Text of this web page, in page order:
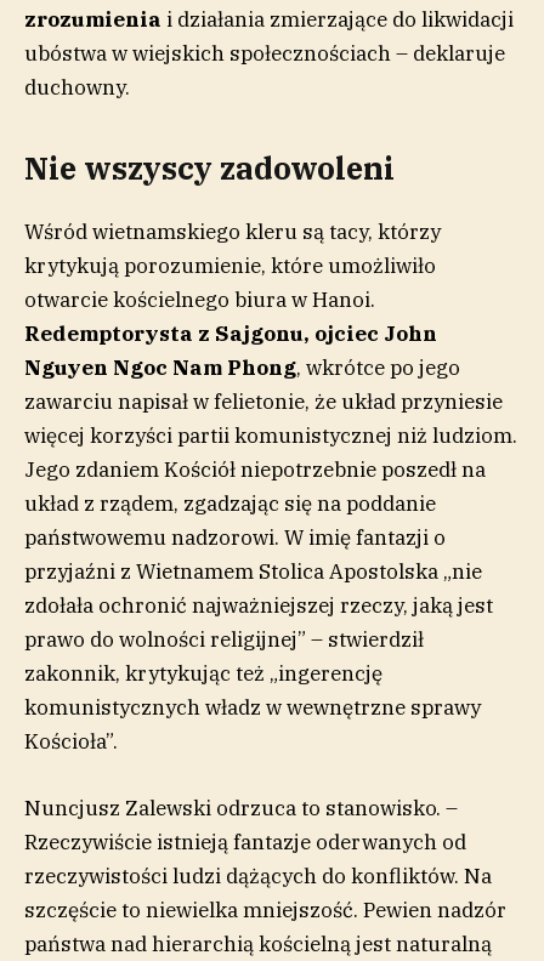
zrozumienia i działania zmierzające do likwidacji
ubóstwa w wiejskich społecznościach – deklaruje
duchowny.
Nie wszyscy zadowoleni
Wśród wietnamskiego kleru są tacy, którzy
krytykują porozumienie, które umożliwiło
otwarcie kościelnego biura w Hanoi.
Redemptorysta z Sajgonu, ojciec John
Nguyen Ngoc Nam Phong, wkrótce po jego
zawarciu napisał w felietonie, że układ przyniesie
więcej korzyści partii komunistycznej niż ludziom.
Jego zdaniem Kościół niepotrzebnie poszedł na
układ z rządem, zgadzając się na poddanie
państwowemu nadzorowi. W imię fantazji o
przyjaźni z Wietnamem Stolica Apostolska „nie
zdołała ochronić najważniejszej rzeczy, jaką jest
prawo do wolności religijnej” – stwierdził
zakonnik, krytykując też „ingerencję
komunistycznych władz w wewnętrzne sprawy
Kościoła”.
Nuncjusz Zalewski odrzuca to stanowisko. –
Rzeczywiście istnieją fantazje oderwanych od
rzeczywistości ludzi dążących do konfliktów. Na
szczęście to niewielka mniejszość. Pewien nadzór
państwa nad hierarchią kościelną jest naturalną